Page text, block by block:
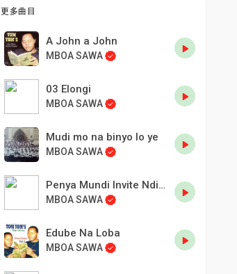
更多曲目
A John a John
MBOA SAWA
03 Elongi
MBOA SAWA
Mudi mo na binyo lo ye
MBOA SAWA
Penya Mundi Invite Ndine Mbassa maire de Douala.
MBOA SAWA
Edube Na Loba
MBOA SAWA